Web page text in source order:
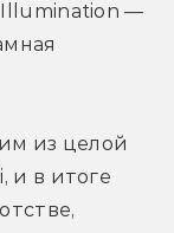
—
из целой
в итоге